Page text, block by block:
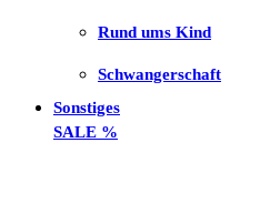
Rund ums Kind
Schwangerschaft
Sonstiges
SALE %